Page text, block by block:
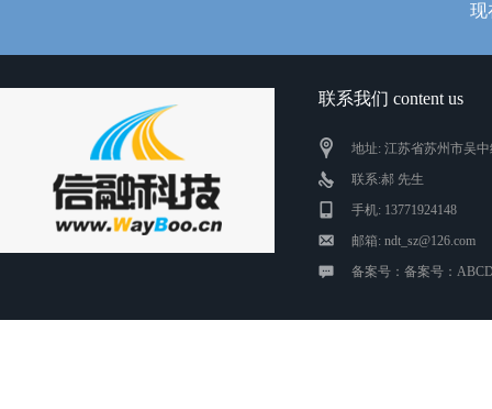
现
联系我们 content us
地址: 江苏省苏州市吴
联系:郝 先生
手机: 13771924148
邮箱: ndt_sz@126.com
备案号：备案号：